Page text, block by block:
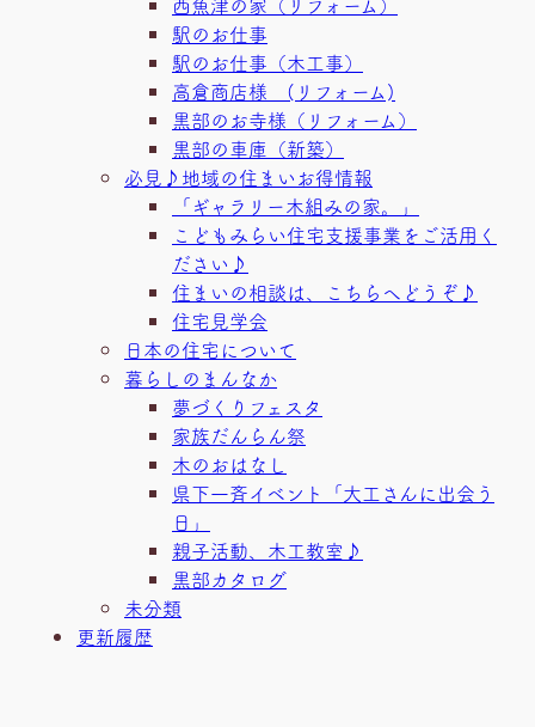
駅のお仕事
駅のお仕事（木工事）
高倉商店様 (リフォーム)
黒部のお寺様（リフォーム）
黒部の車庫（新築）
必見♪地域の住まいお得情報
「ギャラリー木組みの家。」
こどもみらい住宅支援事業をご活用く
ださい♪
住まいの相談は、こちらへどうぞ♪
住宅見学会
日本の住宅について
暮らしのまんなか
夢づくりフェスタ
家族だんらん祭
木のおはなし
県下一斉イベント「大工さんに出会う
日」
親子活動、木工教室♪
黒部カタログ
未分類
更新履歴